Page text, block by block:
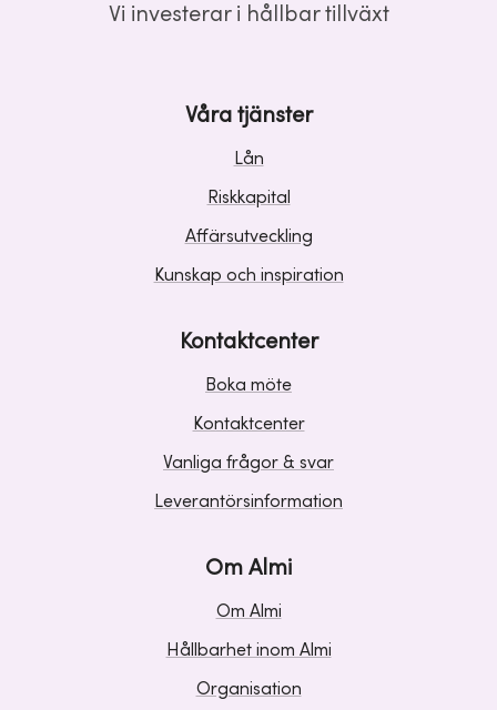
Vi investerar i hållbar tillväxt
Våra tjänster
Lån
Riskkapital
Affärsutveckling
Kunskap och inspiration
Kontaktcenter
Boka möte
Kontaktcenter
Vanliga frågor & svar
Leverantörsinformation
Om Almi
Om Almi
Hållbarhet inom Almi
Organisation